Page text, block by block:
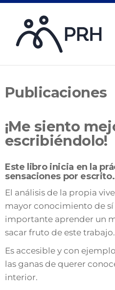
Publicaciones
¡Me siento
escribiéndolo!
Este libro inicia en la
sensaciones por escrito.
El análisis de la propia
mayor conocimiento de sí
importante aprender un
sacar fruto de este trabajo.
Es accesible y con
las ganas de querer
interior.